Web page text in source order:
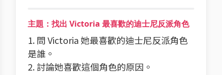
主題：找出 Victoria 最喜歡的迪士尼反派角色
1. 問 Victoria 她最喜歡的迪士尼反派角色
是誰。
2. 討論她喜歡這個角色的原因。